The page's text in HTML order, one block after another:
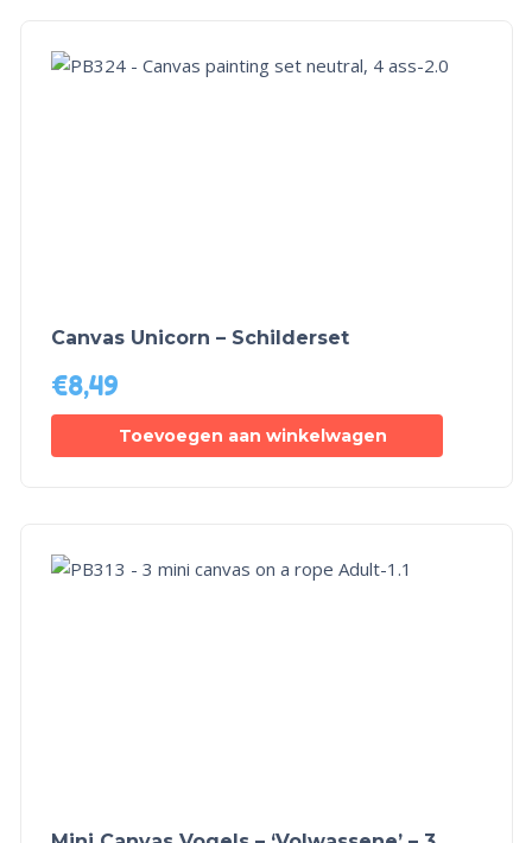
Canvas Unicorn – Schilderset
€8,49
Toevoegen aan winkelwagen